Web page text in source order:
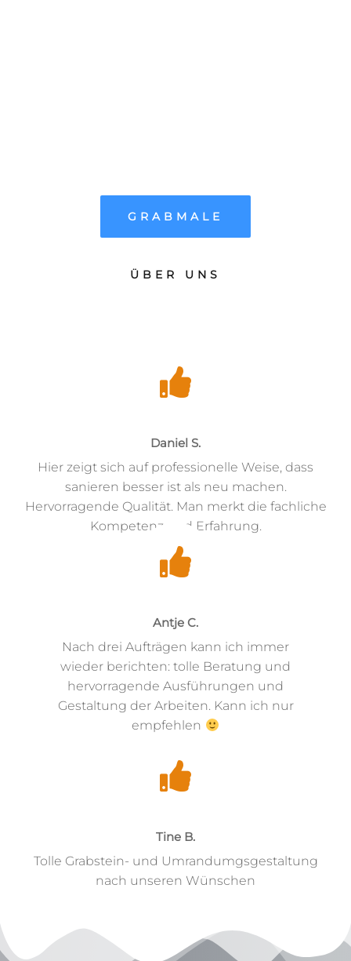
GRABMALE
ÜBER UNS
Daniel S.
Hier zeigt sich auf professionelle Weise, dass
sanieren besser ist als neu machen.
Hervorragende Qualität. Man merkt die fachliche
Kompetenz und Erfahrung.
Antje C.
Nach drei Aufträgen kann ich immer
wieder berichten: tolle Beratung und
hervorragende Ausführungen und
Gestaltung der Arbeiten. Kann ich nur
empfehlen
Tine B.
Tolle Grabstein- und Umrandumgsgestaltung
nach unseren Wünschen